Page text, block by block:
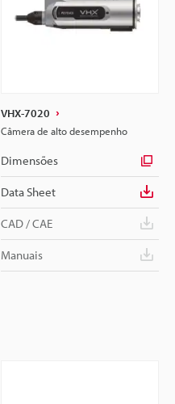
VHX-7020
Câmera de alto desempenho
Dimensões
Data Sheet
CAD / CAE
Manuais